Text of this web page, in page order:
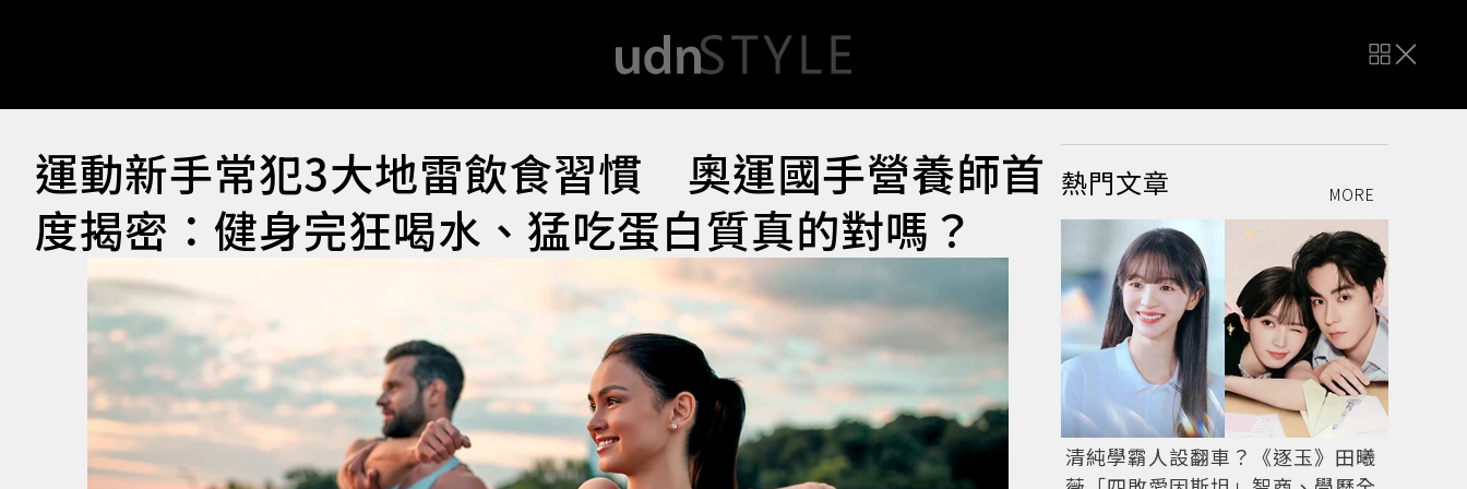
運動新手常犯3大地雷飲食習慣 奧運國手營養師首
度揭密：健身完狂喝水、猛吃蛋白質真的對嗎？
熱門文章 MORE
清純學霸人設翻車？《逐玉》田曦